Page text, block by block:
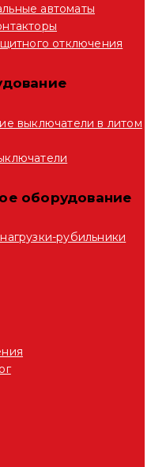
автоматы
отключения
выключатели в литом
оборудование
рубильники